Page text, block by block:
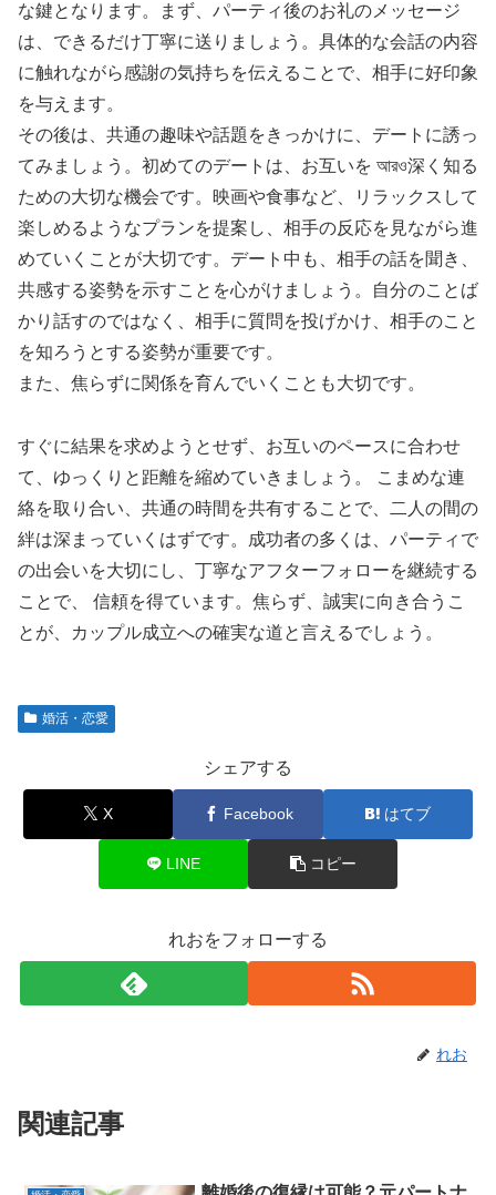
な鍵となります。まず、パーティ後のお礼のメッセージ
は、できるだけ丁寧に送りましょう。具体的な会話の内容
に触れながら感謝の気持ちを伝えることで、相手に好印象
を与えます。
その後は、共通の趣味や話題をきっかけに、デートに誘っ
てみましょう。初めてのデートは、お互いを আরও深く知る
ための大切な機会です。映画や食事など、リラックスして
楽しめるようなプランを提案し、相手の反応を見ながら進
めていくことが大切です。デート中も、相手の話を聞き、
共感する姿勢を示すことを心がけましょう。自分のことば
かり話すのではなく、相手に質問を投げかけ、相手のこと
を知ろうとする姿勢が重要です。
また、焦らずに関係を育んでいくことも大切です。
すぐに結果を求めようとせず、お互いのペースに合わせ
て、ゆっくりと距離を縮めていきましょう。 こまめな連
絡を取り合い、共通の時間を共有することで、二人の間の
絆は深まっていくはずです。成功者の多くは、パーティで
の出会いを大切にし、丁寧なアフターフォローを継続する
ことで、 信頼を得ています。焦らず、誠実に向き合うこ
とが、カップル成立への確実な道と言えるでしょう。
婚活・恋愛
シェアする
X Facebook はてブ
LINE コピー
れおをフォローする
れお
関連記事